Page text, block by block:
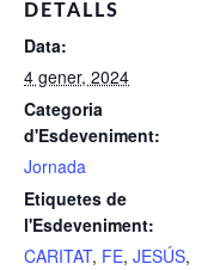
DETALLS
Data:
4 gener, 2024
Categoria
d'Esdeveniment:
Jornada
Etiquetes de
l'Esdeveniment:
CARITAT, FE, JESÚS,